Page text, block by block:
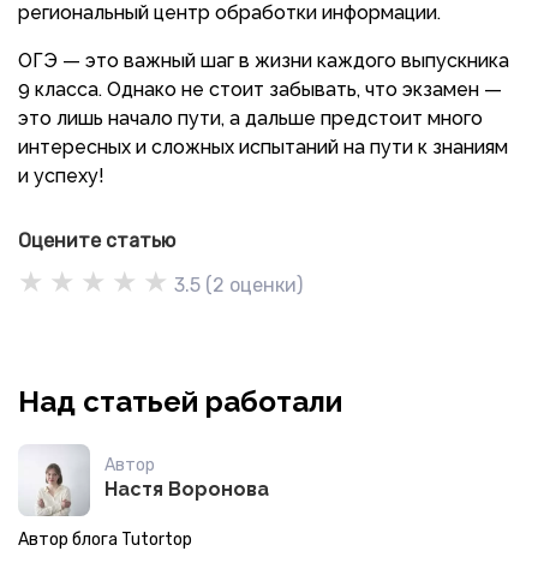
региональный центр обработки информации.
ОГЭ — это важный шаг в жизни каждого выпускника
9 класса. Однако не стоит забывать, что экзамен —
это лишь начало пути, а дальше предстоит много
интересных и сложных испытаний на пути к знаниям
и успеху!
Оцените статью
★ ★ ★ ★ ★ 3.5 ( 2 оценки)
Над статьей работали
Автор
Настя Воронова
Автор блога Tutortop